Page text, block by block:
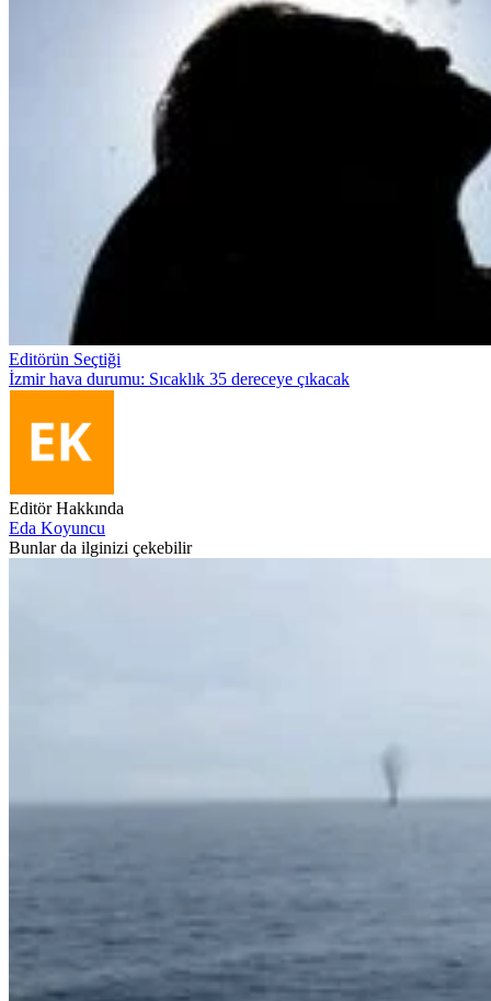
Editörün Seçtiği
İzmir hava durumu: Sıcaklık 35 dereceye çıkacak
Editör Hakkında
Eda Koyuncu
Bunlar da ilginizi çekebilir